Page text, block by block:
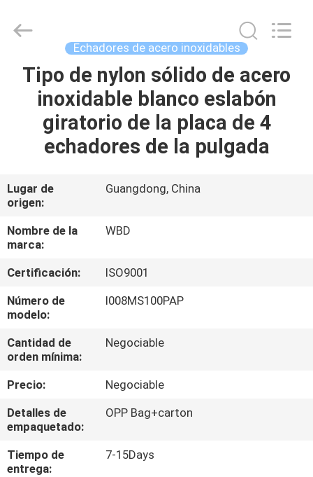
HOGAR
PRODUCTOS
SOBRE
NOSOTROS
VIAJE
DE
LA
FÁBRICA
CONTROL
DE
CALIDAD
Metal
Reserved.
Echadores de acero inoxidables
Tipo de nylon sólido de acero
inoxidable blanco eslabón
giratorio de la placa de 4
echadores de la pulgada
Lugar de
origen:
Guangdong, China
Nombre de la
marca:
WBD
Certificación:
ISO9001
Número de
modelo:
I008MS100PAP
Cantidad de
orden mínima:
Negociable
Precio:
Negociable
Detalles de
empaquetado:
OPP Bag+carton
Tiempo de
entrega:
7-15Days